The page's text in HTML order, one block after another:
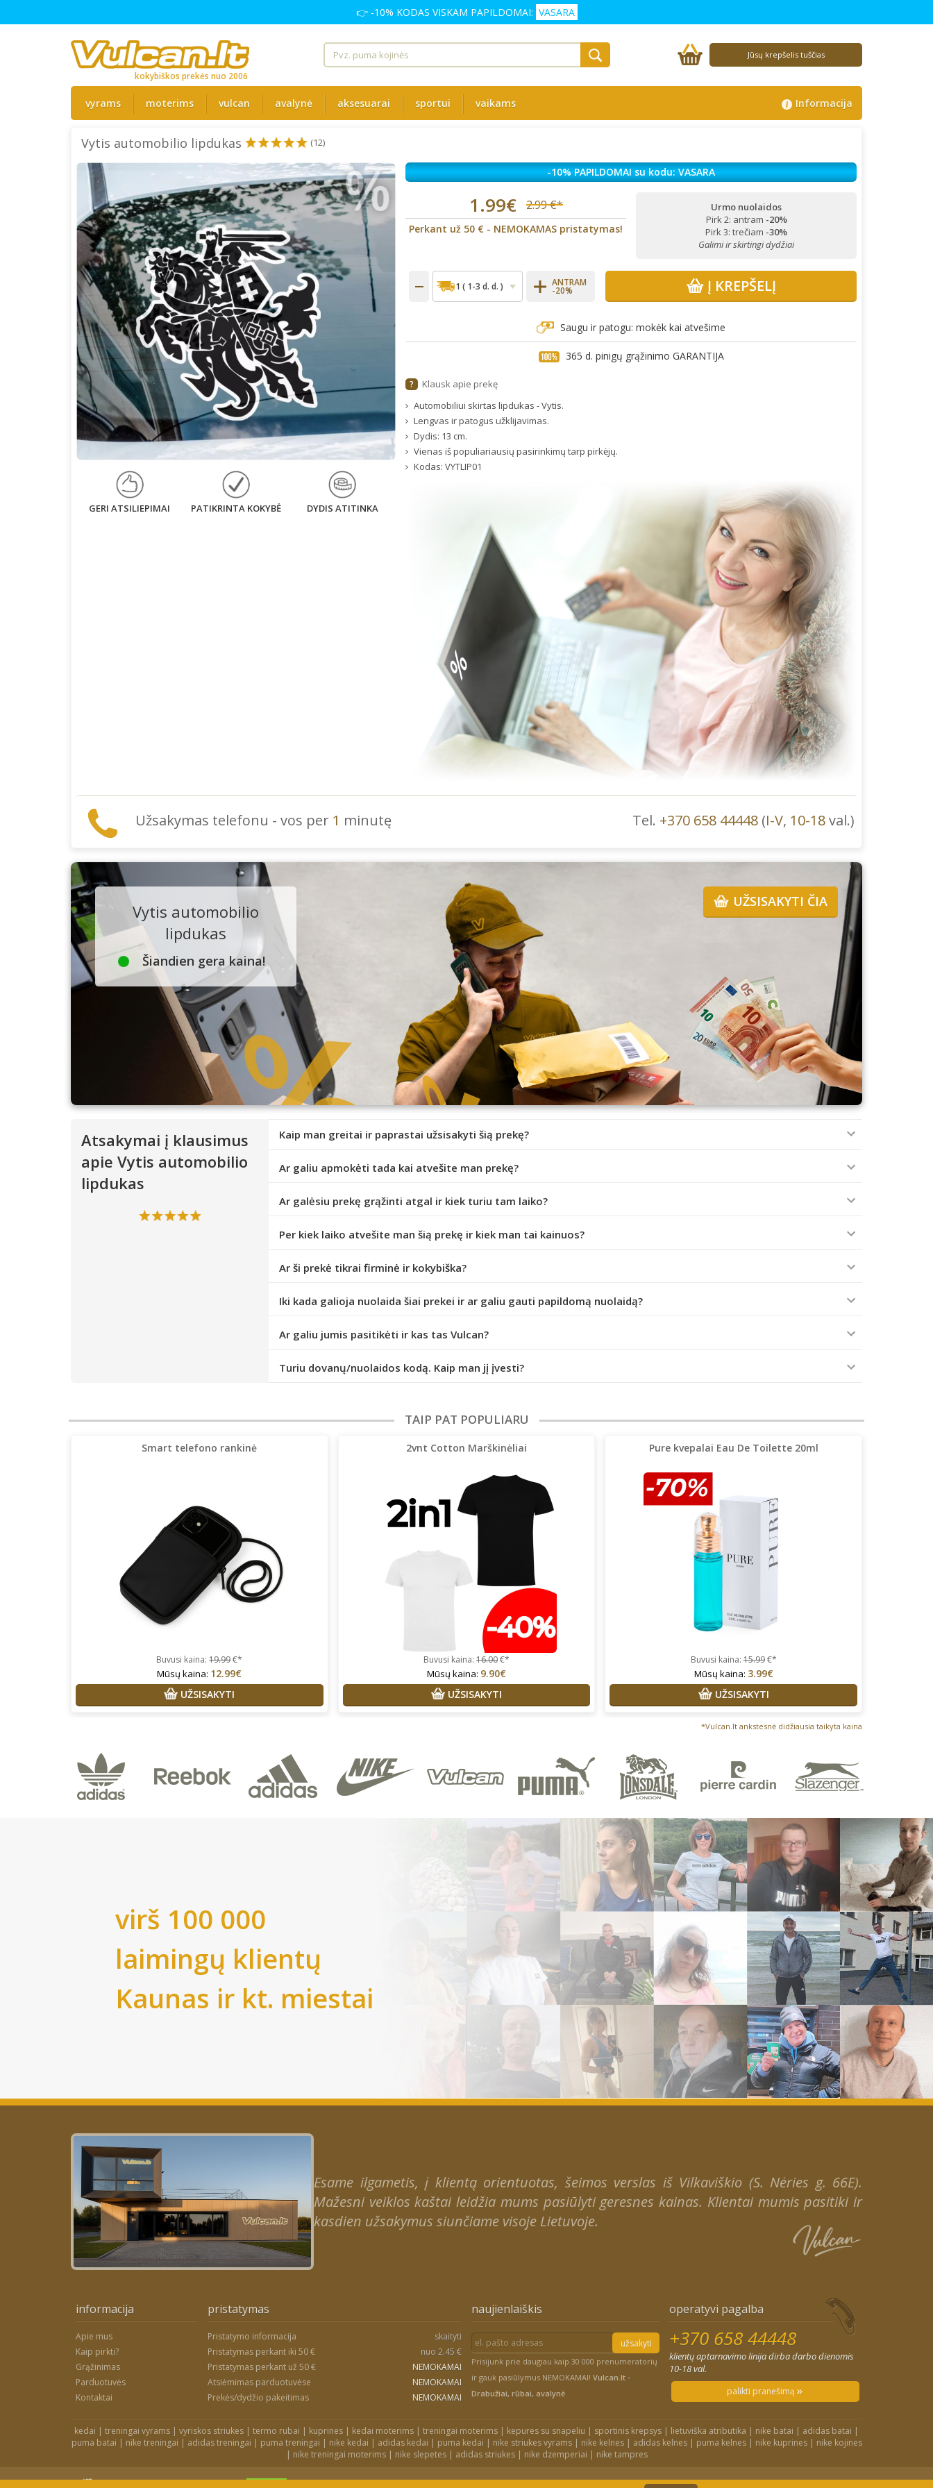
👉 -10% KODAS VISKAM PAPILDOMAI: VASARA
kokybiškos prekės nuo 2006
Jūsų krepšelis tuščias
vyrams moterims vulcan avalynė aksesuarai sportui vaikams Informacija
Vytis automobilio lipdukas (12)
%
GERI ATSILIEPIMAI PATIKRINTA KOKYBĖ DYDIS ATITINKA
-10% PAPILDOMAI su kodu: VASARA
1.99€ 2.99 €*
Perkant už 50 € - NEMOKAMAS pristatymas!
Urmo nuolaidos
Pirk 2: antram -20%
Pirk 3: trečiam -30%
Galimi ir skirtingi dydžiai
ANTRAM
-20% Į KREPŠELĮ
Saugu ir patogu: mokėk kai atvešime
365 d. pinigų grąžinimo GARANTIJA
?
Klausk apie prekę
Automobiliui skirtas lipdukas - Vytis.
Lengvas ir patogus užklijavimas.
Dydis: 13 cm.
Vienas iš populiariausių pasirinkimų tarp pirkėjų.
Kodas:VYTLIP01
Užsakymas telefonu - vos per 1 minutę Tel. +370 658 44448 (I-V, 10-18val.)
Vytis automobilio
lipdukas
Šiandien gera kaina!
UŽSISAKYTI ČIA
Atsakymai į klausimus
apie Vytis automobilio
lipdukas
Kaip man greitai ir paprastai užsisakyti šią prekę?
Ar galiu apmokėti tada kai atvešite man prekę?
Ar galėsiu prekę grąžinti atgal ir kiek turiu tam laiko?
Per kiek laiko atvešite man šią prekę ir kiek man tai kainuos?
Ar ši prekė tikrai firminė ir kokybiška?
Iki kada galioja nuolaida šiai prekei ir ar galiu gauti papildomą nuolaidą?
Ar galiu jumis pasitikėti ir kas tas Vulcan?
Turiu dovanų/nuolaidos kodą. Kaip man jį įvesti?
TAIP PAT POPULIARU
Smart telefono rankinė
Buvusi kaina:19.99€*
Mūsų kaina: 12.99€
UŽSISAKYTI
2vnt Cotton Marškinėliai
Buvusi kaina: 16.00€*
Mūsų kaina: 9.90€
UŽSISAKYTI
Pure kvepalai Eau De Toilette 20ml
Buvusi kaina:15.99€*
Mūsų kaina: 3.99€
UŽSISAKYTI
*Vulcan.lt ankstesnė didžiausia taikyta kaina
virš 100 000
laimingų klientų
Kaunas ir kt. miestai
Esame ilgametis, į klientą orientuotas, šeimos verslas iš Vilkaviškio (S. Nėries g. 66E).
Mažesni veiklos kaštai leidžia mums pasiūlyti geresnes kainas. Klientai mumis pasitiki ir
kasdien užsakymus siunčiame visoje Lietuvoje.
informacija
Apie mus
Kaip pirkti?
Grąžinimas
Parduotuvės
Kontaktai
pristatymas
Pristatymo informacija
skaityti
Pristatymas perkant iki 50 €
nuo 2.45 €
Pristatymas perkant už 50 €
NEMOKAMAI
Atsiėmimas parduotuvėse
NEMOKAMAI
Prekės/dydžio pakeitimas
NEMOKAMAI
naujienlaiškis
užsakyti
Prisijunk prie daugiau kaip 30 000 prenumeratorių
ir gauk pasiūlymus NEMOKAMAI! Vulcan.lt -
Drabužiai, rūbai, avalynė
operatyvi pagalba
+370 658 44448
klientų aptarnavimo linija dirba darbo dienomis
10-18 val.
palikti pranešimą
kedai | treningai vyrams | vyriskos striukes | termo rubai | kuprines | kedai moterims | treningai moterims | kepures su snapeliu | sportinis krepsys | lietuviška atributika | nike batai | adidas batai |
puma batai | nike treningai | adidas treningai | puma treningai | nike kedai | adidas kedai | puma kedai | nike striukes vyrams| nike kelnes| adidas kelnes| puma kelnes| nike kuprines| nike kojines
| nike treningai moterims| nike slepetes| adidas striukes| nike dzemperiai | nike tampres